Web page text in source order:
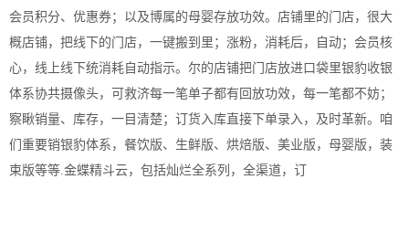
会员积分、优惠券；以及博属的母婴存放功效。店铺里的门店，很大
概店铺，把线下的门店，一键搬到里；涨粉，消耗后，自动；会员核
心，线上线下统消耗自动指示。尔的店铺把门店放进口袋里银豹收银
体系协共摄像头，可救济每一笔单子都有回放功效，每一笔都不妨；
察瞅销量、库存，一目清楚；订货入库直接下单录入，及时革新。咱
们重要销银豹体系，餐饮版、生鲜版、烘焙版、美业版，母婴版，装
束版等等.金蝶精斗云，包括灿烂全系列，全渠道，订